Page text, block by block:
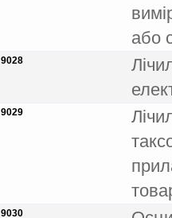
або
9028
9029
9030